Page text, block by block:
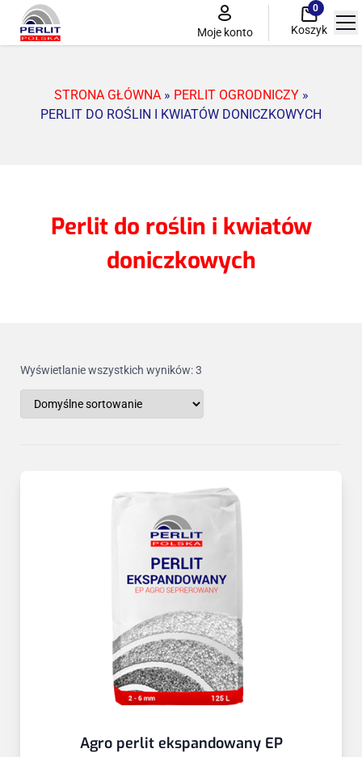
Moje konto
0
Koszyk
Perlit przemysłowy
Perlitowy system do renowacji zabytków
STRONA GŁÓWNA» PERLIT OGRODNICZY»
PERLIT DO ROŚLIN I KWIATÓW DONICZKOWYCH
Perlit do roślin i kwiatów
doniczkowych
Wyświetlanie wszystkich wyników: 3
Agro perlit ekspandowany EP